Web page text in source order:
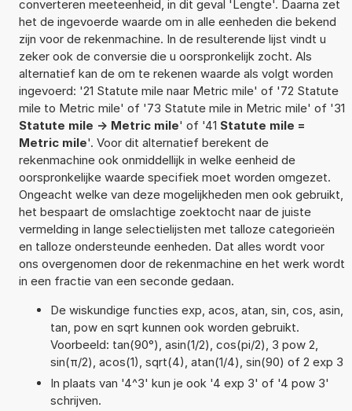
converteren meeteenheid, in dit geval 'Lengte'. Daarna zet
het de ingevoerde waarde om in alle eenheden die bekend
zijn voor de rekenmachine. In de resulterende lijst vindt u
zeker ook de conversie die u oorspronkelijk zocht. Als
alternatief kan de om te rekenen waarde als volgt worden
ingevoerd: '21 Statute mile naar Metric mile' of '72 Statute
mile to Metric mile' of '73 Statute mile in Metric mile' of '31
Statute mile -> Metric mile' of '41 Statute mile =
Metric mile'. Voor dit alternatief berekent de
rekenmachine ook onmiddellijk in welke eenheid de
oorspronkelijke waarde specifiek moet worden omgezet.
Ongeacht welke van deze mogelijkheden men ook gebruikt,
het bespaart de omslachtige zoektocht naar de juiste
vermelding in lange selectielijsten met talloze categorieën
en talloze ondersteunde eenheden. Dat alles wordt voor
ons overgenomen door de rekenmachine en het werk wordt
in een fractie van een seconde gedaan.
De wiskundige functies exp, acos, atan, sin, cos, asin,
tan, pow en sqrt kunnen ook worden gebruikt.
Voorbeeld: tan(90°), asin(1/2), cos(pi/2), 3 pow 2,
sin(π/2), acos(1), sqrt(4), atan(1/4), sin(90) of 2 exp 3
In plaats van '4^3' kun je ook '4 exp 3' of '4 pow 3'
schrijven.